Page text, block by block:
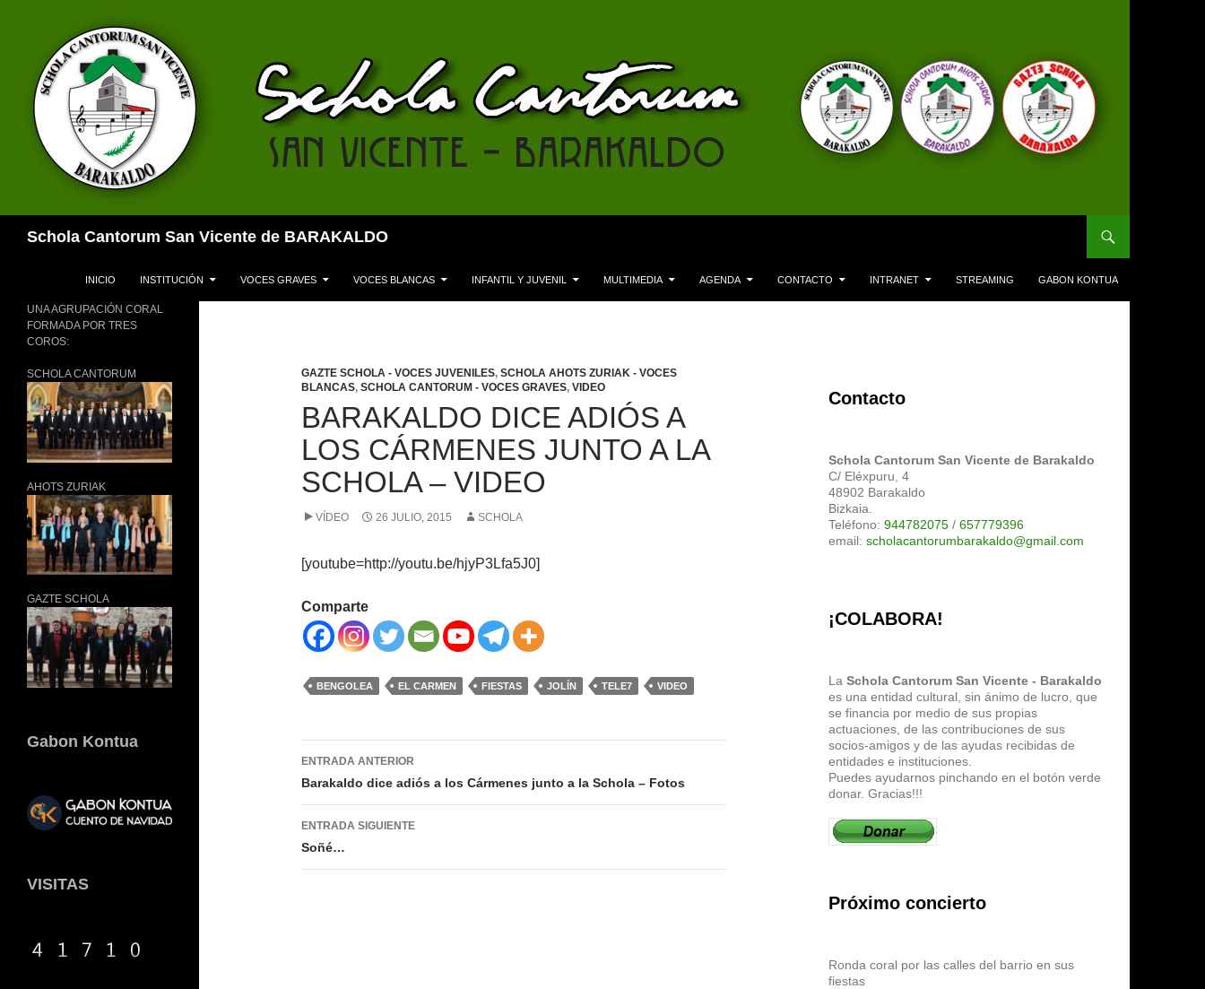
Schola Cantorum San Vicente de BARAKALDO
INICIO
INSTITUCIÓN VOCES GRAVES VOCES BLANCAS INFANTIL Y JUVENIL MULTIMEDIA AGENDA CONTACTO INTRANET STREAMING GABON KONTUA
GAZTE SCHOLA - VOCES JUVENILES, SCHOLA AHOTS ZURIAK - VOCES
BLANCAS, SCHOLA CANTORUM - VOCES GRAVES, VIDEO
BARAKALDO DICE ADIÓS A
LOS CÁRMENES JUNTO A LA
SCHOLA – VIDEO
VÍDEO 26 JULIO, 2015 SCHOLA
[youtube=http://youtu.be/hjyP3Lfa5J0]
Comparte
BENGOLEA EL CARMEN FIESTAS JOLÍN TELE7 VIDEO
Navegación
de
entradas
ENTRADA ANTERIOR
Barakaldo dice adiós a los Cármenes junto a la Schola – Fotos
ENTRADA SIGUIENTE
Soñé…
Contacto
Schola Cantorum San Vicente de Barakaldo
C/ Eléxpuru, 4
48902 Barakaldo
Bizkaia.
Teléfono: 944782075 / 657779396
email: scholacantorumbarakaldo@gmail.com
¡COLABORA!
La Schola Cantorum San Vicente - Barakaldo
es una entidad cultural, sin ánimo de lucro, que
se financia por medio de sus propias
actuaciones, de las contribuciones de sus
socios-amigos y de las ayudas recibidas de
entidades e instituciones.
Puedes ayudarnos pinchando en el botón verde
donar. Gracias!!!
Próximo concierto
Ronda coral por las calles del barrio en sus
fiestas
UNA AGRUPACIÓN CORAL
FORMADA POR TRES
COROS:
SCHOLA CANTORUM
AHOTS ZURIAK
GAZTE SCHOLA
Gabon Kontua
VISITAS